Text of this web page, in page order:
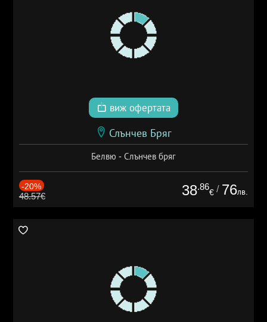
виж офертата
Слънчев Бряг
Белвю - Слънчев бряг
-20%
48.57€ 38.86
€ / 76лв.